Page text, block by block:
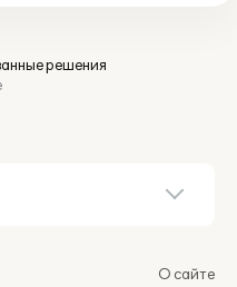
решения
О сайте